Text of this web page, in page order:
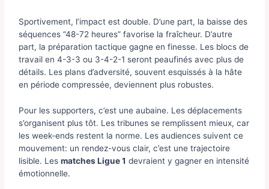
Sportivement, l’impact est double. D’une part, la baisse des
séquences “48-72 heures” favorise la fraîcheur. D’autre
part, la préparation tactique gagne en finesse. Les blocs de
travail en 4-3-3 ou 3-4-2-1 seront peaufinés avec plus de
détails. Les plans d’adversité, souvent esquissés à la hâte
en période compressée, deviennent plus robustes.
Pour les supporters, c’est une aubaine. Les déplacements
s’organisent plus tôt. Les tribunes se remplissent mieux, car
les week-ends restent la norme. Les audiences suivent ce
mouvement: un rendez-vous clair, c’est une trajectoire
lisible. Lesmatches Ligue 1 devraient y gagner en intensité
émotionnelle.